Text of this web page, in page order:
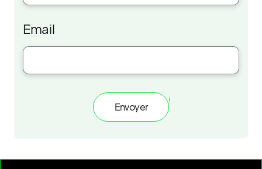
Email